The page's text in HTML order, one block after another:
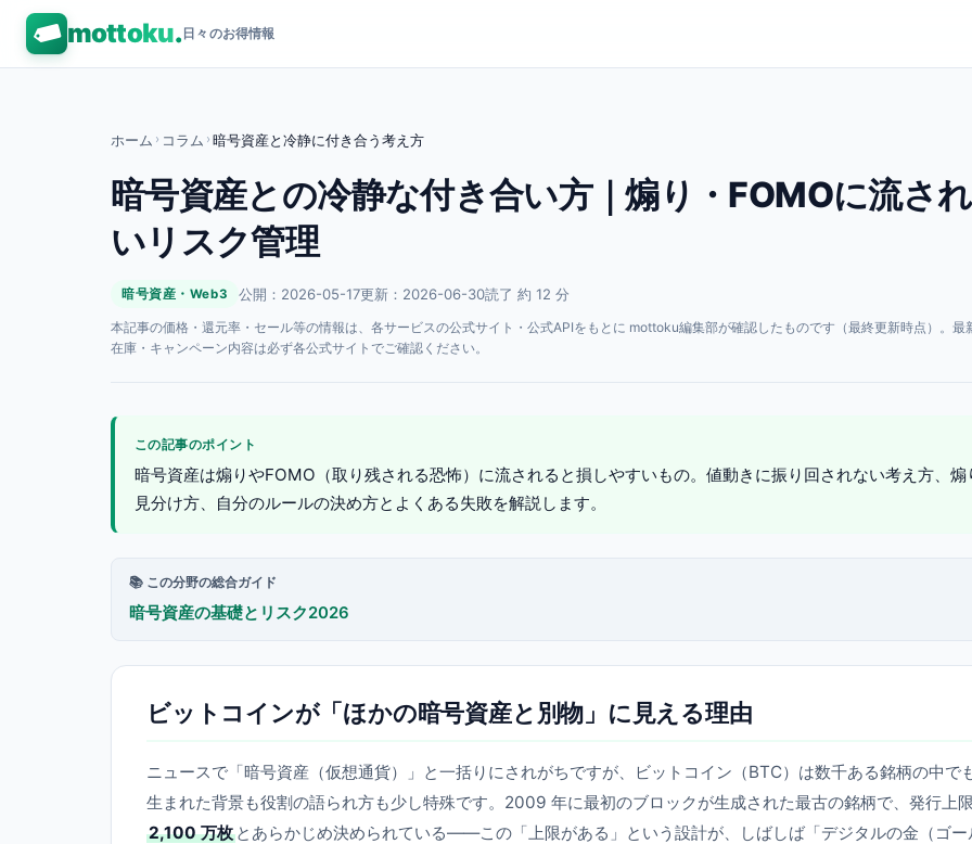
mottoku.日々のお得情報
ホーム › コラム › 暗号資産と冷静に付き合う考え方
暗号資産との冷静な付き合い方｜煽り・FOMOに流さ
いリスク管理
暗号資産・Web3 公開：2026-05-17更新：2026-06-30読了 約 12 分
本記事の価格・還元率・セール等の情報は、各サービスの公式サイト・公式APIをもとに mottoku編集部が確認したものです（最終更新時点）。最
在庫・キャンペーン内容は必ず各公式サイトでご確認ください。
この記事のポイント
暗号資産は煽りやFOMO（取り残される恐怖）に流されると損しやすいもの。値動きに振り回されない考え方、煽
見分け方、自分のルールの決め方とよくある失敗を解説します。
📚 この分野の総合ガイド
暗号資産の基礎とリスク2026
ビットコインが「ほかの暗号資産と別物」に見える理由
ニュースで「暗号資産（仮想通貨）」と一括りにされがちですが、ビットコイン（BTC）は数千ある銘柄の中でも
生まれた背景も役割の語られ方も少し特殊です。2009 年に最初のブロックが生成された最古の銘柄で、発行上
2,100 万枚 とあらかじめ決められている——この「上限がある」という設計が、しばしば「デジタルの金（ゴー